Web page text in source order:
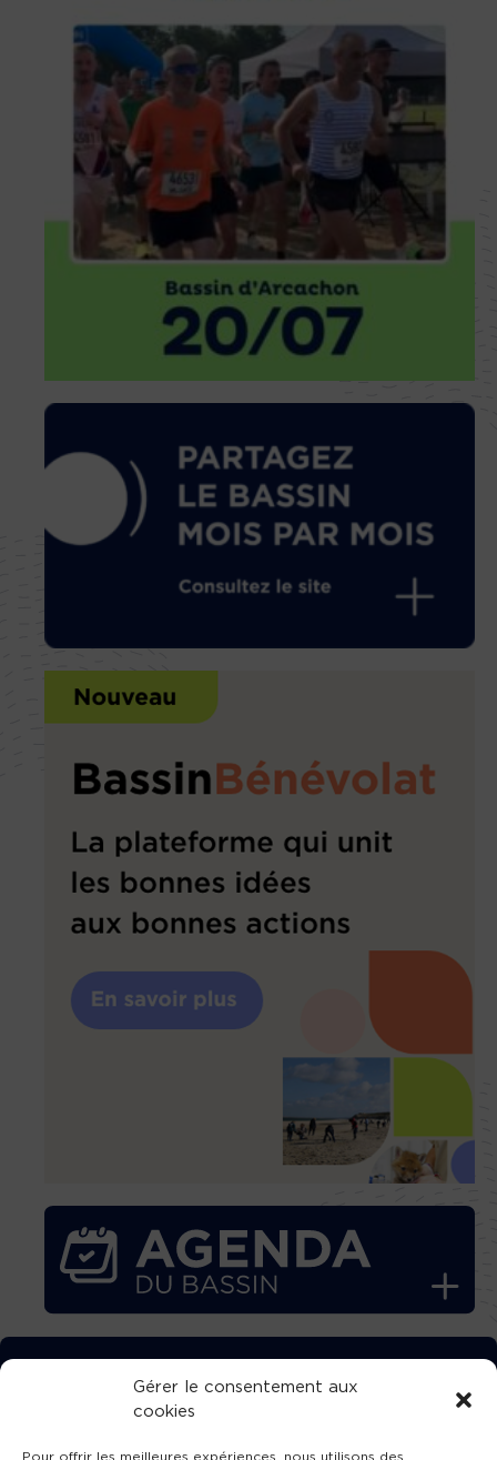
Gérer le consentement aux
cookies
Pour offrir les meilleures expériences, nous utilisons des
TÉLÉCHARGEZ GRATUITEMENT
L’APPLICATION TVBA !